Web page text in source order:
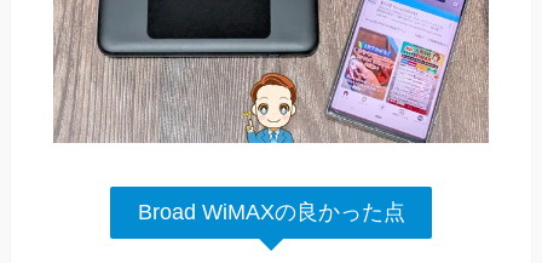
Broad WiMAXの良かった点